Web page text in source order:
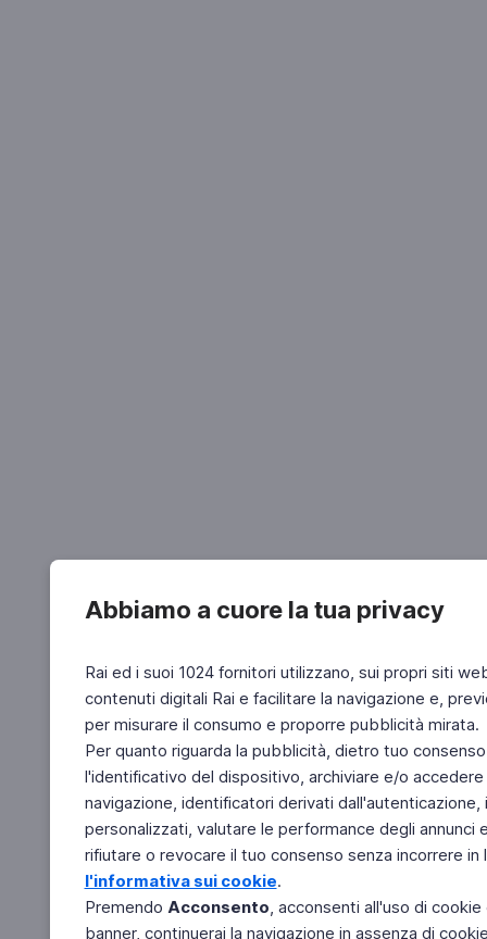
Abbiamo a cuore la tua privacy
Rai ed i suoi 1024 fornitori utilizzano, sui propri siti
contenuti digitali Rai e facilitare la navigazione e,
per misurare il consumo e proporre pubblicità mirata.
Per quanto riguarda la pubblicità, dietro tuo
l'identificativo del dispositivo, archiviare e/o
navigazione, identificatori derivati
personalizzati, valutare le performance degli
rifiutare o revocare il tuo consenso senza incorrere
l'informativa sui cookie.
Premendo Acconsento, acconsenti all'uso di
banner, continuerai la navigazione in assenza di